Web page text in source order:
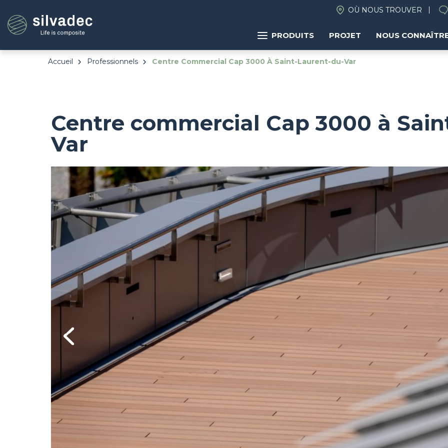
au
contenu
principal
OÙ NOUS TROUVER
PRODUITS PROJET NOUS
Accueil Professionnels Centre Commercial Cap 3000 À Saint-Laurent-du-Var
Centre commercial Cap 3000 à
Var
Previous